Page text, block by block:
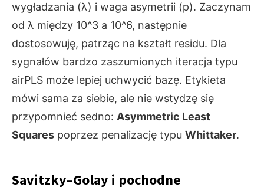
wygładzania (λ) i waga asymetrii (p). Zaczynam
od λ między 10^3 a 10^6, następnie
dostosowuję, patrząc na kształt residu. Dla
sygnałów bardzo zaszumionych iteracja typu
airPLS może lepiej uchwycić bazę. Etykieta
mówi sama za siebie, ale nie wstydzę się
przypomnieć sedno: Asymmetric Least
Squares poprzez penalizację typu Whittaker.
Savitzky–Golay i pochodne